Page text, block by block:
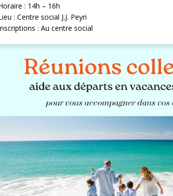
: 14h – 16h
: Centre social J.J. Peyri
: Au centre social